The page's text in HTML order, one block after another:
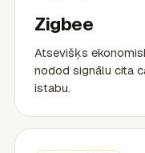
Zigbee
Atsevišķs
nodod signālu cita
istabu.